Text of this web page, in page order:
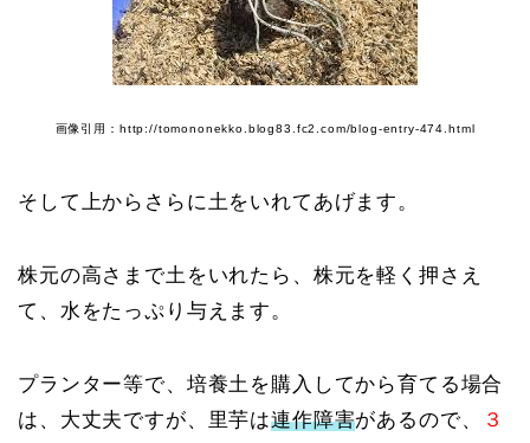
画像引用：http://tomononekko.blog83.fc2.com/blog-entry-474.html
そして上からさらに土をいれてあげます。
株元の高さまで土をいれたら、株元を軽く押さえ
て、水をたっぷり与えます。
プランター等で、培養土を購入してから育てる場合
は、大丈夫ですが、里芋は連作障害があるので、
３